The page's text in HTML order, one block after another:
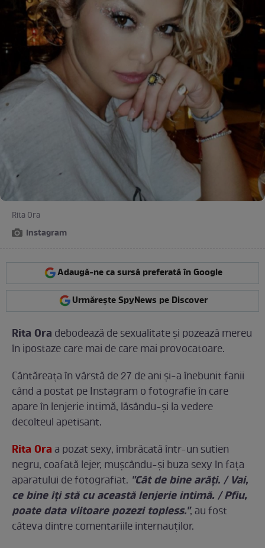
Rita Ora
Instagram
Adaugă-ne ca sursă preferată în Google
Urmărește SpyNews pe Discover
Rita Ora debodează de sexualitate și pozează mereu
în ipostaze care mai de care mai provocatoare.
Cântăreața în vârstă de 27 de ani și-a înebunit fanii
când a postat pe Instagram o fotografie în care
apare în lenjerie intimă, lăsându-și la vedere
decolteul apetisant.
Rita Oraa pozat sexy, îmbrăcată într-un sutien
negru, coafată lejer, mușcându-și buza sexy în fața
aparatului de fotografiat. "Cât de bine arăți. / Vai,
ce bine îți stă cu această lenjerie intimă. / Pfiu,
poate data viitoare pozezi topless.", au fost
câteva dintre comentariile internauților.